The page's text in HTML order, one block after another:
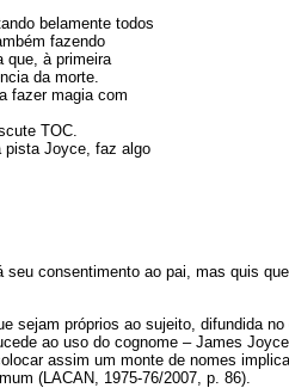
belamente todos
fazendo
que, à primeira
da morte.
fazer magia com
TOC.
pista Joyce, faz algo
consentimento ao pai, mas quis
sejam próprios ao sujeito, difundida
ao uso do cognome – James
assim um monte de nomes
(LACAN, 1975-76/2007, p. 86).